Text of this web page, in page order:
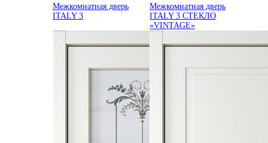
Межкомнатная дверь
ITALY 3
Межкомнатная дверь
ITALY 3 СТЕКЛО
«VINTAGE»